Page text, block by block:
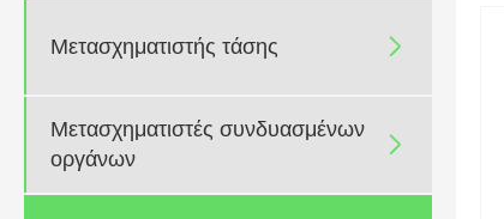
Μετασχηματιστής τάσης 
Μετασχηματιστές συνδυασμένων
οργάνων
